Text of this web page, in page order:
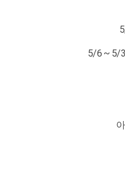
5/6 ~ 5/